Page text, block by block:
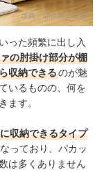
出典：amazon.co.jp
った頻繁に出し入
の肘掛け部分が棚
収納できるのが魅
いるものの、何を
ます。
収納できるタイプ
っており、パカッ
は多くありません